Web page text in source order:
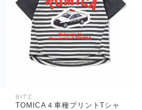
BIT'Z
TOMICA４車種プリントTシャ